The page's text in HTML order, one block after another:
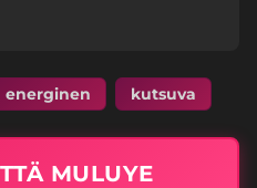
energinen kutsuva
MULUYE